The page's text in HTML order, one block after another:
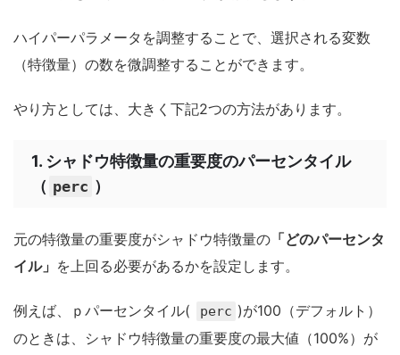
ハイパーパラメータを調整することで、選択される変数
（特徴量）の数を微調整することができます。
やり方としては、大きく下記2つの方法があります。
1. シャドウ特徴量の重要度のパーセンタイル
（ perc ）
元の特徴量の重要度がシャドウ特徴量の 「どのパーセンタ
イル」 を上回る必要があるかを設定します。
例えば、ｐパーセンタイル( perc )が100（デフォルト）
のときは、シャドウ特徴量の重要度の最大値（100%）が